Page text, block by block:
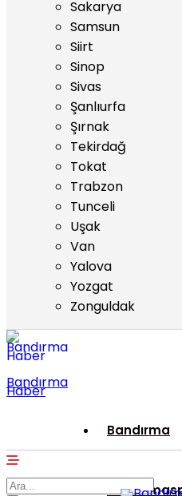
Sakarya
Samsun
Siirt
Sinop
Sivas
Şanlıurfa
Şırnak
Tekirdağ
Tokat
Trabzon
Tunceli
Uşak
Van
Yalova
Yozgat
Zonguldak
Bandırma
Haber
Bandırma